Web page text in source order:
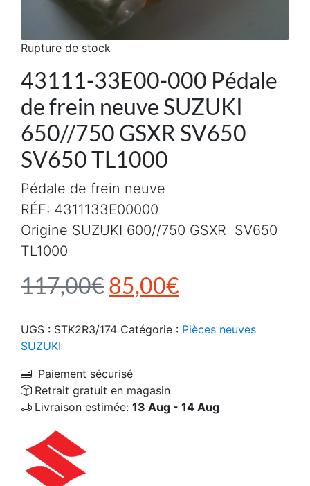
43111-33E00-000 Pédale
de frein neuve SUZUKI
650//750 GSXR SV650
SV650 TL1000
117,00€Le prix initial était :
85,00€
Pédale de frein neuve
RÉF: 4311133E00000
Origine SUZUKI 600//750 GSXR SV650
TL1000
Rupture de stock
UGS : STK2R3/174 Catégorie : Pièces neuves
SUZUKI
Paiement sécurisé
Retrait gratuit en magasin
Livraison estimée: 13 Aug - 14 Aug